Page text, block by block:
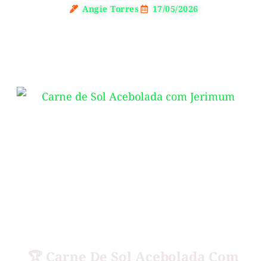
Angie Torres
17/05/2026
🏆 Carne De Sol Acebolada Com